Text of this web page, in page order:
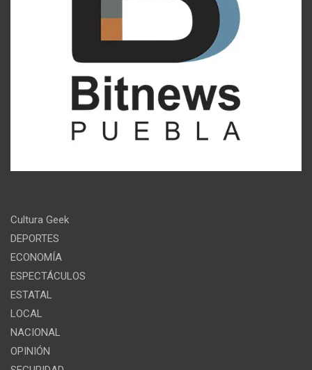
Cultura Geek
DEPORTES
ECONOMÍA
ESPECTÁCULOS
ESTATAL
LOCAL
NACIONAL
OPINIÓN